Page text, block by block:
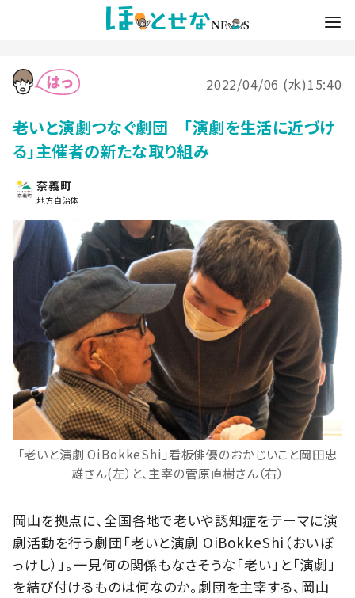
2022/04/06 (水)15:40
老いと演劇つなぐ劇団 「演劇を生活に近づけ
る」主催者の新たな取り組み
奈義町
地方自治体
「老いと演劇 OiBokkeShi」看板俳優のおかじいこと岡田忠
雄さん(左）と、主宰の菅原直樹さん（右）
岡山を拠点に、全国各地で老いや認知症をテーマに演
劇活動を行う劇団「老いと演劇 OiBokkeShi（おいぼ
っけし）」。一見何の関係もなさそうな「老い」と「演劇」
を結び付けるものは何なのか。劇団を主宰する、岡山